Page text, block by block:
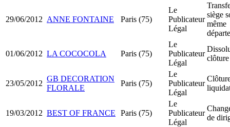
29/06/2012 ANNE FONTAINE Paris (75)
Le
Publicateur
Légal
siège
même
01/06/2012 LA COCOCOLA Paris (75)
Le
Publicateur
Légal
clôture
23/05/2012
GB DECORATION
FLORALE
Paris (75)
Le
Publicateur
Légal
19/03/2012 BEST OF FRANCE Paris (75)
Le
Publicateur
Légal
de